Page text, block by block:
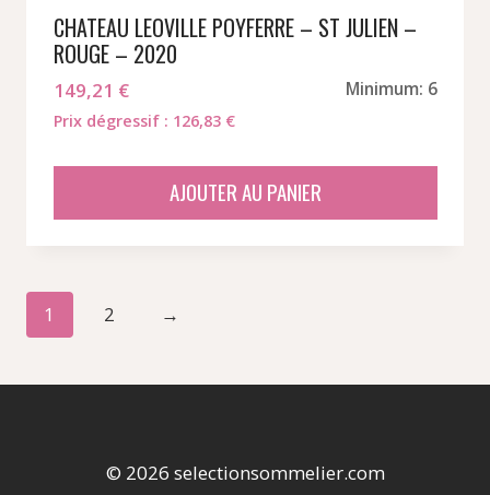
CHATEAU LEOVILLE POYFERRE – ST JULIEN –
ROUGE – 2020
149,21 € Minimum: 6
Prix dégressif : 126,83 €
AJOUTER AU PANIER
1 2 →
© 2026 selectionsommelier.com